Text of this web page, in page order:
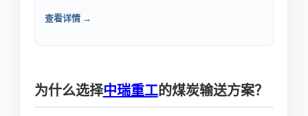
查看详情 →
为什么选择中瑞重工的煤炭输送方案？